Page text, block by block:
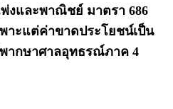
งและพาณิชย์ มาตรา 686
าะแต่ค่าขาดประโยชน์เป็น
พากษาศาลอุทธรณ์ภาค 4